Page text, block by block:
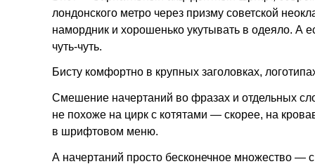
лондонского метро через призму советской
намордник и хорошенько укутывать в одеяло. А
чуть-чуть.
Бисту комфортно в крупных заголовках,
Смешение начертаний во фразах и отдельных
не похоже на цирк с котятами — скорее, на
в шрифтовом меню.
А начертаний просто бесконечное множество